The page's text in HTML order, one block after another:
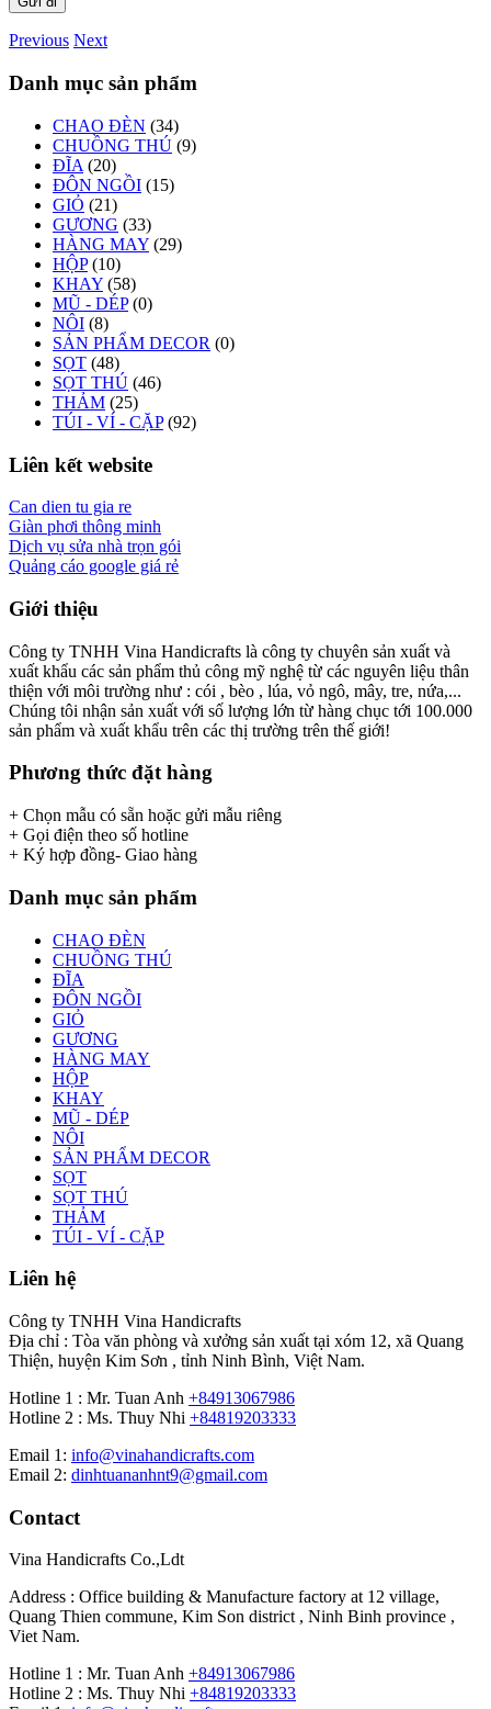
Previous Next
Danh mục sản phẩm
CHAO ĐÈN (34)
CHUỒNG THÚ (9)
ĐĨA (20)
ĐÔN NGỒI (15)
GIỎ (21)
GƯƠNG (33)
HÀNG MAY (29)
HỘP (10)
KHAY (58)
MŨ - DÉP (0)
NÔI (8)
SẢN PHẨM DECOR (0)
SỌT (48)
SỌT THÚ (46)
THẢM (25)
TÚI - VÍ - CẶP (92)
Liên kết website
Can dien tu gia re
Giàn phơi thông minh
Dịch vụ sửa nhà trọn gói
Quảng cáo google giá rẻ
Giới thiệu
Công ty TNHH Vina Handicrafts là công ty chuyên sản xuất và
xuất khẩu các sản phẩm thủ công mỹ nghệ từ các nguyên liệu thân
thiện với môi trường như : cói , bèo , lúa, vỏ ngô, mây, tre, nứa,...
Chúng tôi nhận sản xuất với số lượng lớn từ hàng chục tới 100.000
sản phẩm và xuất khẩu trên các thị trường trên thế giới!
Phương thức đặt hàng
+ Chọn mẫu có sẵn hoặc gửi mẫu riêng
+ Gọi điện theo số hotline
+ Ký hợp đồng- Giao hàng
Danh mục sản phẩm
CHAO ĐÈN
CHUỒNG THÚ
ĐĨA
ĐÔN NGỒI
GIỎ
GƯƠNG
HÀNG MAY
HỘP
KHAY
MŨ - DÉP
NÔI
SẢN PHẨM DECOR
SỌT
SỌT THÚ
THẢM
TÚI - VÍ - CẶP
Liên hệ
Công ty TNHH Vina Handicrafts
Địa chỉ : Tòa văn phòng và xưởng sản xuất tại xóm 12, xã Quang
Thiện, huyện Kim Sơn , tỉnh Ninh Bình, Việt Nam.
Hotline 1 : Mr. Tuan Anh +84913067986
Hotline 2 : Ms. Thuy Nhi +84819203333
Email 1: info@vinahandicrafts.com
Email 2: dinhtuananhnt9@gmail.com
Contact
Vina Handicrafts Co.,Ldt
Address : Office building & Manufacture factory at 12 village,
Quang Thien commune, Kim Son district , Ninh Binh province ,
Viet Nam.
Hotline 1 : Mr. Tuan Anh +84913067986
Hotline 2 : Ms. Thuy Nhi +84819203333